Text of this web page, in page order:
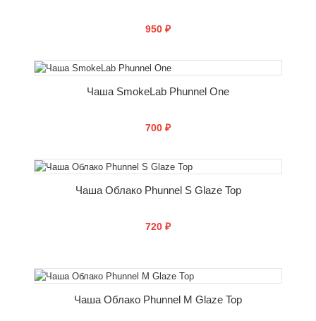
950 ₽
СООБЩИТЬ О ПОСТУПЛЕНИИ
Чаша SmokeLab Phunnel One
700 ₽
СООБЩИТЬ О ПОСТУПЛЕНИИ
Чаша Облако Phunnel S Glaze Top
720 ₽
СООБЩИТЬ О ПОСТУПЛЕНИИ
Чаша Облако Phunnel M Glaze Top